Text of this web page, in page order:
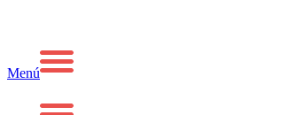
Menú